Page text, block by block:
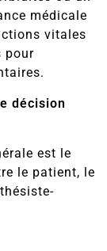
médicale
vitales
pour
décision
est le
le patient, le